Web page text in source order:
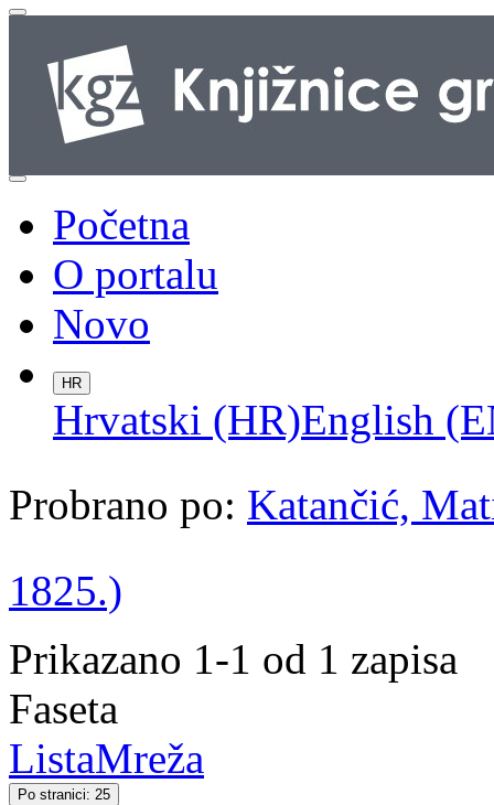
Početna
O portalu
Novo
HR
Hrvatski (HR)English
Probrano po: Katančić,
1825.)
Prikazano 1-1 od 1 zapisa
Faseta
ListaMreža
Po stranici: 25